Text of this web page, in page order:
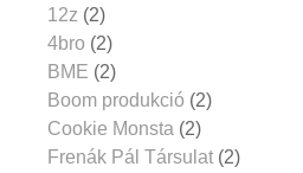
12z (2)
4bro (2)
BME (2)
Boom produkció (2)
Cookie Monsta (2)
Frenák Pál Társulat (2)